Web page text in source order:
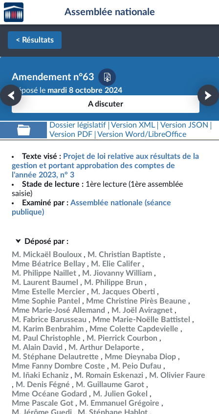
Aller au contenu
Aller en bas de la page
Accèder
à la
page
d'accueil
Assemblée nationale
< Résultats
Amendement n°63
Déposé le mardi 8 octobre 2024
A discuter
Dossier législatif Version XML
Version JSON
Version PDF
Version Word/LibreOffice
Texte visé : Projet de loi relative aux résultats de la
gestion et portant approbation des comptes de
l'année 2023, n° 3
Stade de lecture : 1ère lecture (1ère assemblée
saisie)
Examiné par : Assemblée nationale (séance
publique)
Déposé par :
M. Mickaël Bouloux
M. Christian Baptiste
Mme Béatrice Bellay
M. Elie Califer
M. Philippe Naillet
M. Jiovanny William
M. Laurent Baumel
M. Philippe Brun
Mme Estelle Mercier
M. Jacques Oberti
Mme Sophie Pantel
Mme Christine Pirès Beaune
Mme Marie-José Allemand
M. Joël Aviragnet
M. Fabrice Barusseau
Mme Marie-Noëlle Battistel
M. Karim Benbrahim
Mme Colette Capdevielle
M. Paul Christophle
M. Pierrick Courbon
M. Alain David
M. Arthur Delaporte
M. Stéphane Delautrette
Mme Dieynaba Diop
Mme Fanny Dombre Coste
M. Peio Dufau
M. Iñaki Echaniz
M. Romain Eskenazi
M. Olivier Faure
M. Denis Fégné
M. Guillaume Garot
Mme Océane Godard
M. Julien Gokel
Mme Pascale Got
M. Emmanuel Grégoire